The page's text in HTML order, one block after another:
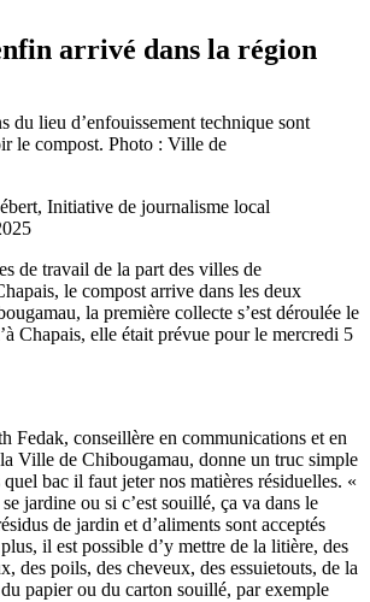
arrivé dans la région
du lieu d’enfouissement technique sont
le compost. Photo : Ville de
Initiative de journalisme local
de travail de la part des villes de
le compost arrive dans les deux
la première collecte s’est déroulée le
Chapais, elle était prévue pour le mercredi 5
Fedak, conseillère en communications et en
Ville de Chibougamau, donne un truc simple
bac il faut jeter nos matières résiduelles. «
jardine ou si c’est souillé, ça va dans le
de jardin et d’aliments sont acceptés
il est possible d’y mettre de la litière, des
des poils, des cheveux, des essuietouts, de la
papier ou du carton souillé, par exemple